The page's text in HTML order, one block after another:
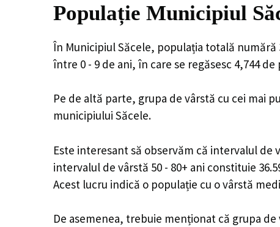
Populație Municipiul
În Municipiul Săcele, populația totală
între 0 - 9 de ani, în care se regăsesc 4,744
Pe de altă parte, grupa de vârstă cu cei mai
municipiului Săcele.
Este interesant să observăm că intervalul de
intervalul de vârstă 50 - 80+ ani constituie
Acest lucru indică o populație cu o vârstă
De asemenea, trebuie menționat că grupa